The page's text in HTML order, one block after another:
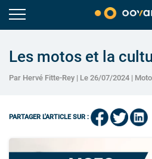
Les motos et la
Par Hervé Fitte-Rey | Le 26/07/2024 | Moto
PARTAGER L'ARTICLE SUR :